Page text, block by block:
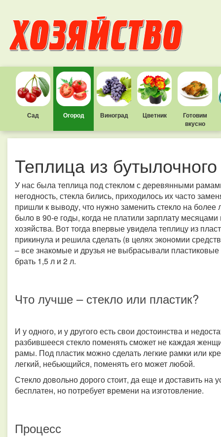
Сад Огород Виноград Цветник
Готовим
вкусно
Теплица из
У нас была теплица под стеклом с деревянными
негодность, стекла бились, приходилось их часто
пришли к выводу, что нужно заменить стекло на более
было в 90-е годы, когда не платили зарплату
хозяйства. Вот тогда впервые увидела теплицу из
прикинула и решила сделать (в целях экономии
– все знакомые и друзья не выбрасывали
брать 1,5 л и 2 л.
Что лучше – стекло или пластик?
И у одного, и у другого есть свои достоинства и
разбившееся стекло поменять сможет не каждая
рамы. Под пластик можно сделать легкие рамки или
легкий, небьющийся, поменять его может любой.
Стекло довольно дорого стоит, да еще и доставить на
бесплатен, но потребует времени на изготовление.
Процесс